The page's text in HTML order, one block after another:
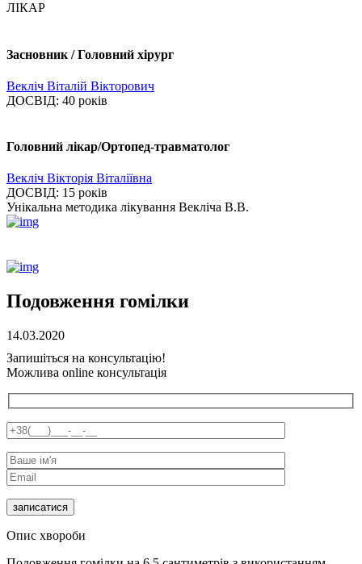
ЛІКАР
Засновник / Головний хірург
Векліч Віталій Вікторович
ДОСВІД: 40 років
Головний лікар/Ортопед-травматолог
Векліч Вікторія Віталіївна
ДОСВІД: 15 років
Унікальна методика лікування Векліча В.В.
Подовження гомілки
14.03.2020
Запишіться на консультацію!
Можлива online консультація
Опис хвороби